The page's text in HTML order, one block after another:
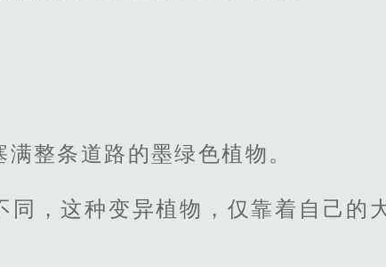
整条道路的墨绿色植物。
同，这种变异植物，仅靠着自己的